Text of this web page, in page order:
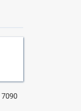
7090